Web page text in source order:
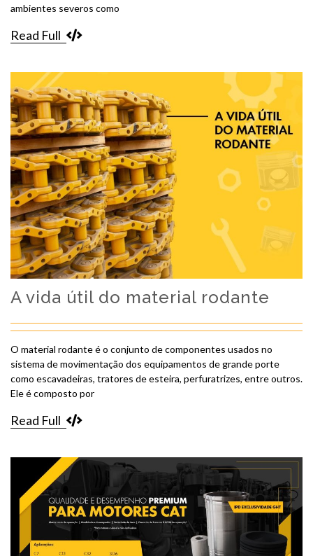
ambientes severos como
Read Full
A vida útil do material rodante
O material rodante é o conjunto de componentes usados no
sistema de movimentação dos equipamentos de grande porte
como escavadeiras, tratores de esteira, perfuratrizes, entre outros.
Ele é composto por
Read Full